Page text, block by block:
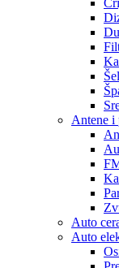
Antene i
Auto
Auto